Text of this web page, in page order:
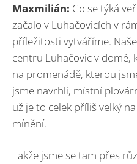
Maxmilián: Co se týká
začalo v Luhačovicích v
příležitosti vytváříme.
centru Luhačovic v domě,
na promenádě, kterou
jsme navrhli, místní
už je to celek příliš velký
mínění.
Takže jsme se tam přes